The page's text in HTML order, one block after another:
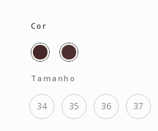
Cor
Tamanho
34 35 36 37